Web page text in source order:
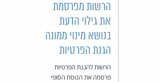
הרשות מפרסמת
את גילוי הדעת
בנושא מינוי ממונה
הגנת הפרטיות
הרשות להגנת הפרטיות
פרסמה את הנוסח הסופי